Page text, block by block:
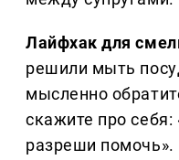
Лайфхак для
решили мыть
мысленно
скажите про
разреши помочь».